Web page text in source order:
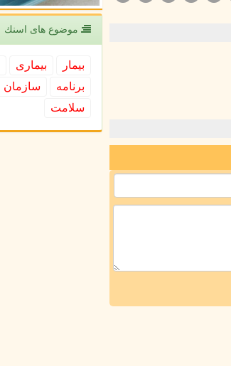
موضوع های اسنك
بیمار بیماری
برنامه
سازمان
سلامت